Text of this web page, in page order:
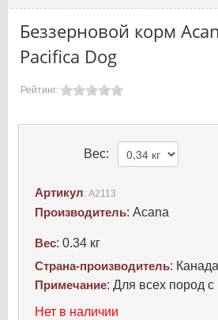
Беззерновой корм
Pacifica Dog
Рейтинг:
Вес:
Артикул: A2113
Производитель: Acana
Вес: 0.34 кг
Страна-производитель: Канада
Примечание: Для всех пород
Нет в наличии